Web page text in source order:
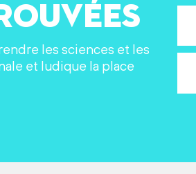
les sciences et les
et ludique la place